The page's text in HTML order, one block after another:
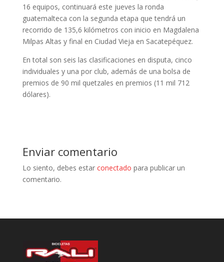
16 equipos, continuará este jueves la ronda
guatemalteca con la segunda etapa que tendrá un
recorrido de 135,6 kilómetros con inicio en Magdalena
Milpas Altas y final en Ciudad Vieja en Sacatepéquez.
En total son seis las clasificaciones en disputa, cinco
individuales y una por club, además de una bolsa de
premios de 90 mil quetzales en premios (11 mil 712
dólares).
Enviar comentario
Lo siento, debes estar conectado para publicar un
comentario.